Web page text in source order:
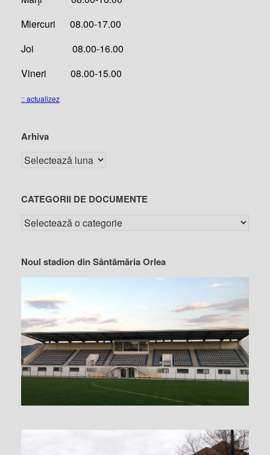
Miercuri 08.00-17.00
Joi 08.00-16.00
Vineri 08.00-15.00
:: actualizez
Arhiva
CATEGORII DE DOCUMENTE
Noul stadion din Sântămăria Orlea